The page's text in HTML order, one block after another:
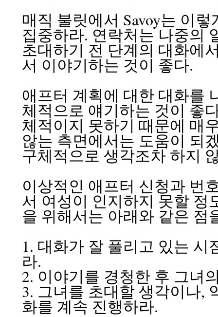
매직 불릿에서 Savoy는 이
집중하라. 연락처는 나중의
초대하기 전 단계의 대화에
서 이야기하는 것이 좋다.
애프터 계획에 대한 대화를
체적으로 얘기하는 것이 좋
체적이지 못하기 때문에 매
않는 측면에서는 도움이 되
구체적으로 생각조차 하지
이상적인 애프터 신청과 번
서 여성이 인지하지 못할 정
을 위해서는 아래와 같은 점
1. 대화가 잘 풀리고 있는
라.
2. 이야기를 경청한 후 그녀
3. 그녀를 초대할 생각이나,
화를 계속 진행하라.